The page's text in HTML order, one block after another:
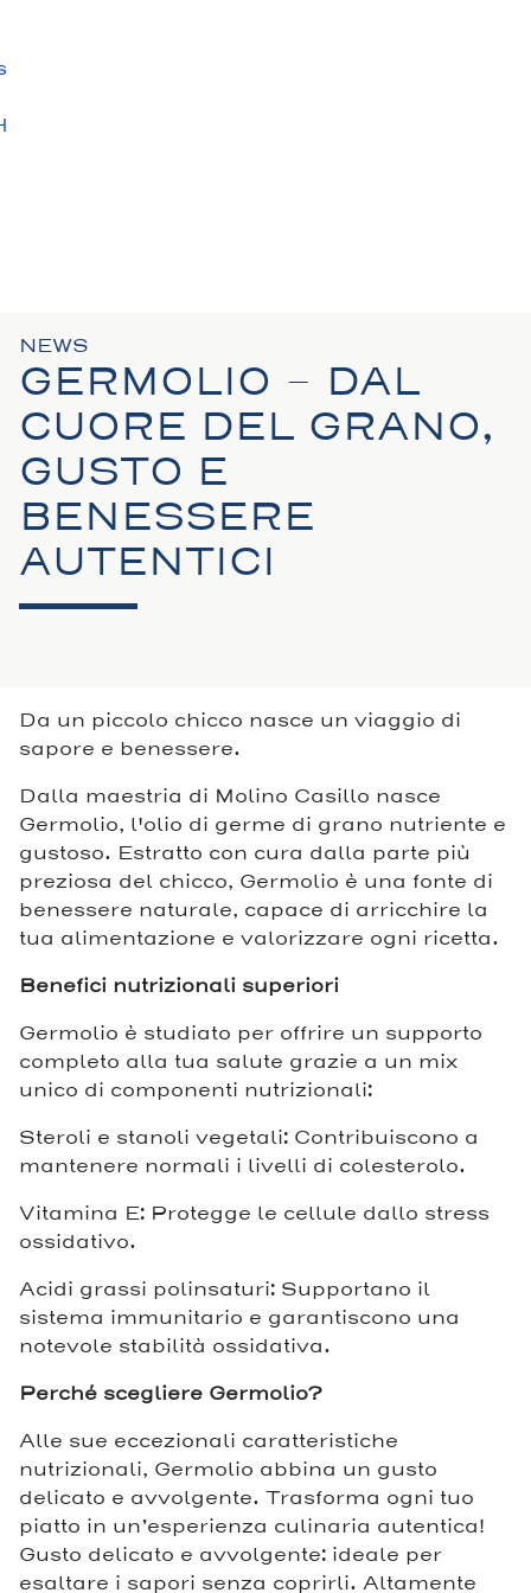
NEWS
GERMOLIO – DAL
CUORE DEL GRANO,
GUSTO E
BENESSERE
AUTENTICI
Da un piccolo chicco nasce un viaggio di
sapore e benessere.
Dalla maestria di Molino Casillo nasce
Germolio, l'olio di germe di grano nutriente e
gustoso. Estratto con cura dalla parte più
preziosa del chicco, Germolio è una fonte di
benessere naturale, capace di arricchire la
tua alimentazione e valorizzare ogni ricetta.
Benefici nutrizionali superiori
Germolio è studiato per offrire un supporto
completo alla tua salute grazie a un mix
unico di componenti nutrizionali:
Steroli e stanoli vegetali: Contribuiscono a
mantenere normali i livelli di colesterolo.
Vitamina E: Protegge le cellule dallo stress
ossidativo.
Acidi grassi polinsaturi: Supportano il
sistema immunitario e garantiscono una
notevole stabilità ossidativa.
Perché scegliere Germolio?
Alle sue eccezionali caratteristiche
nutrizionali, Germolio abbina un gusto
delicato e avvolgente. Trasforma ogni tuo
piatto in un’esperienza culinaria autentica!
Gusto delicato e avvolgente: ideale per
esaltare i sapori senza coprirli. Altamente